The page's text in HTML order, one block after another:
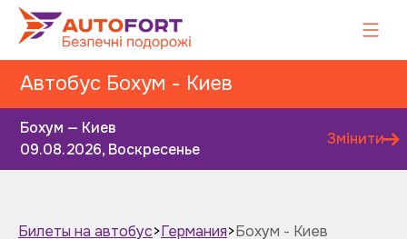
Автобус Бохум - Киев
Бохум — Киев
09.08.2026, Воскресенье
Змінити
Билеты на автобус>Германия>Бохум - Киев